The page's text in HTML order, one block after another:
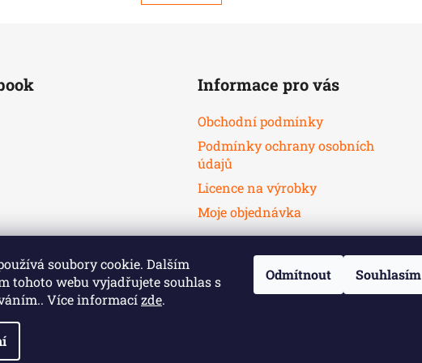
soubory cookie. Dalším
tohoto webu vyjadřujete souhlas s
Více informacízde.
Odmítnout Souhlasím
Informace pro vás
Obchodní podmínky
Podmínky ochrany osobních
údajů
Licence na výrobky
Moje objednávka